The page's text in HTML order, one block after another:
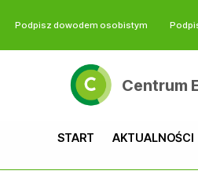
Podpisz dowodem osobistym
Centrum
START AKTUALNOŚCI